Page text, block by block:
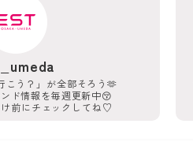
こう？」が全部そろう🫶
ド情報を毎週更新中😚
前にチェックしてね♡